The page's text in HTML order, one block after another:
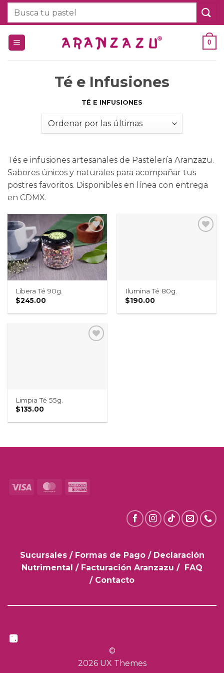
Saltar
Buscar
0
Té e Infusiones
TÉ E INFUSIONES
Tés e infusiones artesanales de Pastelería Aranzazu.
Sabores únicos y naturales para acompañar tus
postres favoritos. Disponibles en línea con entrega
en CDMX.
Libera Té 90g.
$245.00
Ilumina Té 80g.
$190.00
Limpia Té 55g.
$135.00
Visa MasterCard
Sucursales / Formas de Pago/ Declaración
Nutrimental / Facturación Aranzazu / FAQ
/ Contacto
©
2026 UX Themes